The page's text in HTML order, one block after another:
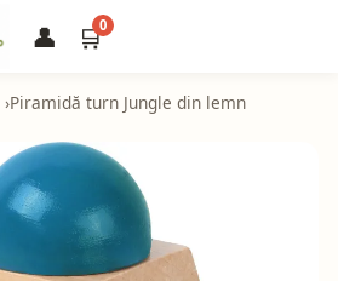
👤 🛒0
Piramidă turn Jungle din lemn